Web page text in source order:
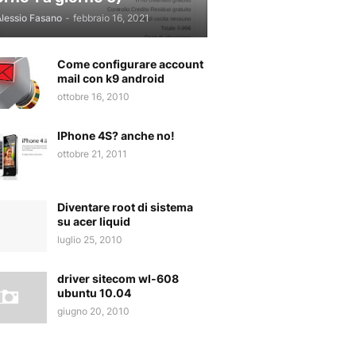
Fasano - febbraio 16, 2021
Come configurare account
mail con k9 android
ottobre 16, 2010
IPhone 4S? anche no!
ottobre 21, 2011
Diventare root di sistema
su acer liquid
luglio 25, 2010
driver sitecom wl-608
ubuntu 10.04
giugno 20, 2010